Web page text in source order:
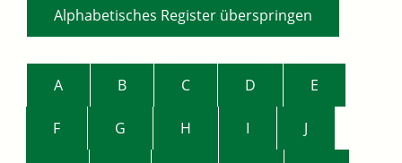
Alphabetisches Register überspringen
A B C D E
F G H I J